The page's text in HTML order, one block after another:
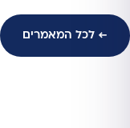
← לכל המאמרים